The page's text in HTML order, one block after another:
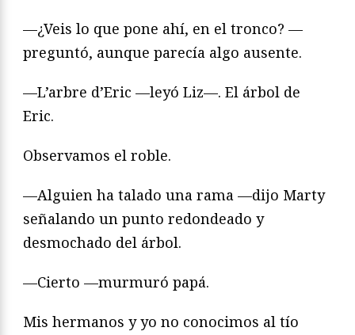
—¿Veis lo que pone ahí, en el tronco? —
preguntó, aunque parecía algo ausente.
—L’arbre d’Eric —leyó Liz—. El árbol de
Eric.
Observamos el roble.
—Alguien ha talado una rama —dijo Marty
señalando un punto redondeado y
desmochado del árbol.
—Cierto —murmuró papá.
Mis hermanos y yo no conocimos al tío